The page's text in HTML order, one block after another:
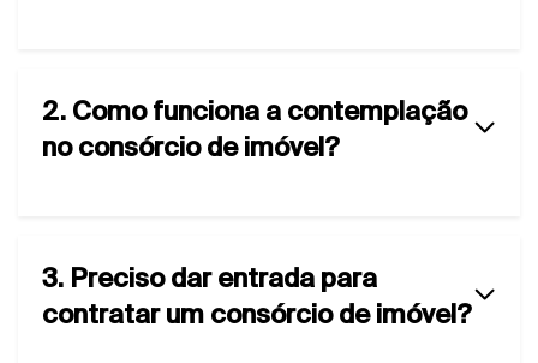
2. Como funciona a contemplação
no consórcio de imóvel?
3. Preciso dar entrada para
contratar um consórcio de imóvel?